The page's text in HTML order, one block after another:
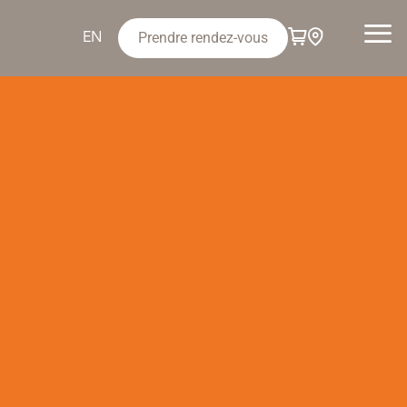
EN
Prendre rendez-vous